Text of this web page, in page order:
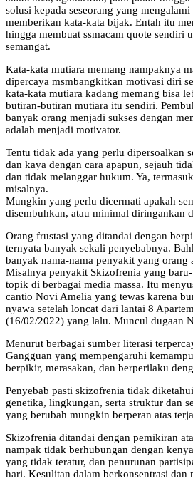
solusi kepada seseorang yang
memberikan kata-kata bijak. Entah itu
hingga membuat ssmacam quote sendiri
semangat.
Kata-kata mutiara memang nampaknya
dipercaya msmbangkitkan motivasi diri
kata-kata mutiara kadang memang bisa
butiran-butiran mutiara itu sendiri.
banyak orang menjadi sukses dengan
adalah menjadi motivator.
Tentu tidak ada yang perlu dipersoalkan
dan kaya dengan cara apapun, sejauh
dan tidak melanggar hukum. Ya,
misalnya.
Mungkin yang perlu dicermati apakah
disembuhkan, atau minimal diringankan
Orang frustasi yang ditandai dengan
ternyata banyak sekali penyebabnya.
banyak nama-nama penyakit yang orang
Misalnya penyakit Skizofrenia yang
topik di berbagai media massa. Itu
cantio Novi Amelia yang tewas karena
nyawa setelah loncat dari lantai 8
(16/02/2022) yang lalu. Muncul dugaan
Menurut berbagai sumber literasi
Gangguan yang mempengaruhi
berpikir, merasakan, dan berperilaku
Penyebab pasti skizofrenia tidak
genetika, lingkungan, serta struktur dan
yang berubah mungkin berperan atas
Skizofrenia ditandai dengan pemikiran
nampak tidak berhubungan dengan
yang tidak teratur, dan penurunan
hari. Kesulitan dalam berkonsentrasi dan